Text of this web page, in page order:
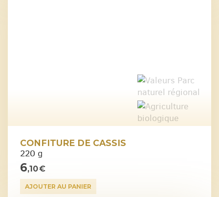
CONFITURE DE CASSIS
220 g
6,10 €
AJOUTER AU PANIER